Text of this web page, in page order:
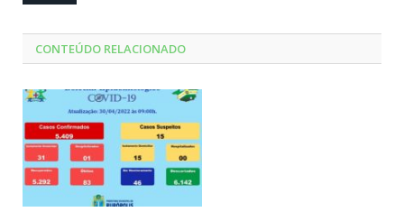
CONTEÚDO RELACIONADO